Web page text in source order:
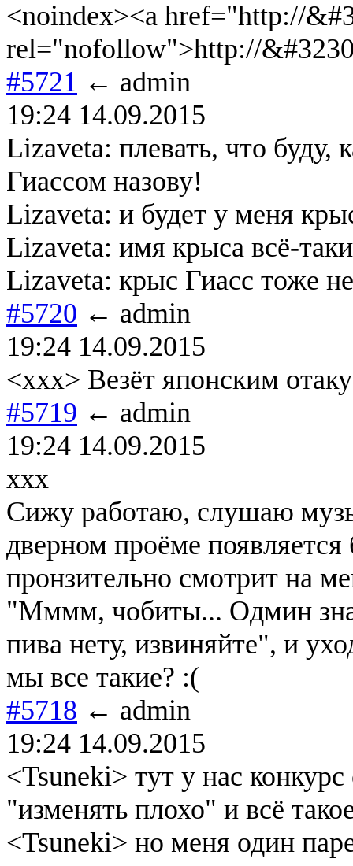
<noindex><a href="http://
rel="nofollow">http://
#5721 ← admin
19:24 14.09.2015
Lizaveta: плевать, что буду,
Гиассом назову!
Lizaveta: и будет у меня
Lizaveta: имя крыса всё-
Lizaveta: крыс Гиасс тоже
#5720 ← admin
19:24 14.09.2015
<xxx> Везёт японским
#5719 ← admin
19:24 14.09.2015
xxx
Сижу работаю, слушаю
дверном проёме
пронзительно смотрит на
"Мммм, чобиты... Одмин
пива нету, извиняйте", и
мы все такие? :(
#5718 ← admin
19:24 14.09.2015
<Tsuneki> тут у нас
"изменять плохо" и всё
<Tsuneki> но меня один